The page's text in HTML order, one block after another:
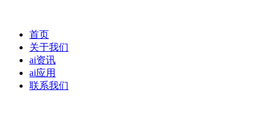
首页
关于我们
ai资讯
ai应用
联系我们